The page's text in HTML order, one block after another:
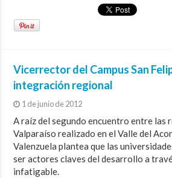
Vicerrector del Campus San
integración regional
1 de junio de 2012
A raíz del segundo encuentro entre las
Valparaíso realizado en el Valle del
Valenzuela plantea que las
ser actores claves del desarrollo a
infatigable.